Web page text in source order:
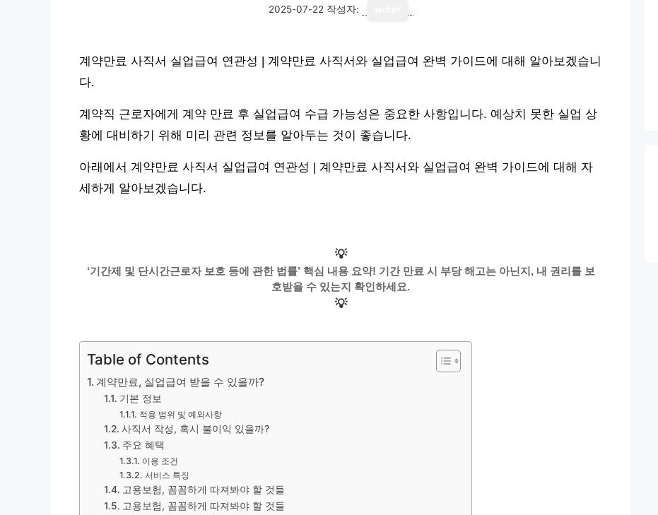
2025-07-22 작성자:
계약만료 사직서 실업급여 연관성 | 계약만료 사직서와 실업급여 완벽 가이드에 대해 알아보겠습니
다.
계약직 근로자에게 계약 만료 후 실업급여 수급 가능성은 중요한 사항입니다. 예상치 못한 실업 상
황에 대비하기 위해 미리 관련 정보를 알아두는 것이 좋습니다.
아래에서 계약만료 사직서 실업급여 연관성 | 계약만료 사직서와 실업급여 완벽 가이드에 대해 자
세하게 알아보겠습니다.
💡
‘기간제 및 단시간근로자 보호 등에 관한 법률’ 핵심 내용 요약! 기간 만료 시 부당 해고는 아닌지, 내 권리를 보
호받을 수 있는지 확인하세요.
💡
Table of Contents
계약만료, 실업급여 받을 수 있을까?
기본 정보
적용 범위 및 예외사항
사직서 작성, 혹시 불이익 있을까?
주요 혜택
이용 조건
서비스 특징
고용보험, 꼼꼼하게 따져봐야 할 것들
고용보험, 꼼꼼하게 따져봐야 할 것들